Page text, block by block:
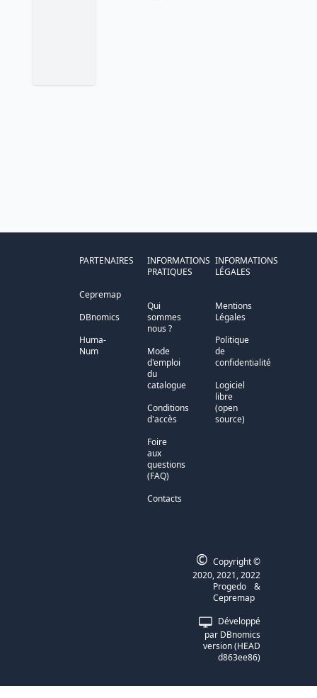
PARTENAIRES
Cepremap
DBnomics
Huma-
Num
INFORMATIONS
PRATIQUES
Qui
sommes
nous ?
Mode
d'emploi
du
catalogue
Conditions
d'accès
Foire
aux
questions
(FAQ)
Contacts
INFORMATIONS
LÉGALES
Mentions
Légales
Politique
de
confidentialité
Logiciel
libre
(open
source)
Développé
par DBnomics
version(HEAD
d863ee86)
© Copyright ©
2020, 2021, 2022
Progedo
&
Cepremap